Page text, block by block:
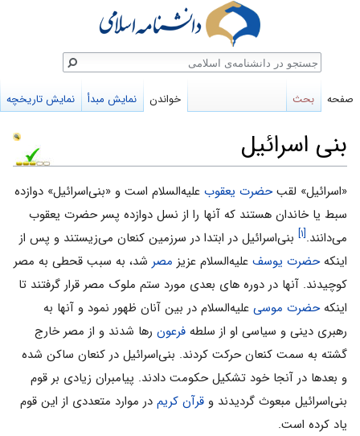
بنی اسرائیل
پرش
به
ناوبری
پرش
به
جستجو
«اسرائیل» لقبحضرت یعقوب علیه‌السلام است و «بنی‌اسرائیل» دوازده
سبط یا خاندان هستند که آنها را از نسل دوازده پسر حضرت یعقوب
می‌دانند.[۱]
بنی‌اسرائیل در ابتدا در سرزمین کنعان می‌زیستند و پس از
اینکهحضرت یوسف علیه‌السلام عزیز مصر شد، به سبب قحطی به مصر
کوچیدند. آنها در دوره های بعدی مورد ستم ملوک مصر قرار گرفتند تا
اینکهحضرت موسی علیه‌السلام در بین آنان ظهور نمود و آنها به
رهبری دینی و سیاسی او از سلطه فرعون رها شدند و از مصر خارج
گشته به سمت کنعان حرکت کردند. بنی‌اسرائیل در کنعان ساکن شده
و بعدها در آنجا خود تشکیل حکومت دادند. پیامبران زیادی بر قوم
بنی‌اسرائیل مبعوث گردیدند و قرآن کریم در موارد متعددی از این قوم
یاد کرده است.
صفحه بحث خواندن نمایش مبدأ نمایش تاریخچه
جستجو